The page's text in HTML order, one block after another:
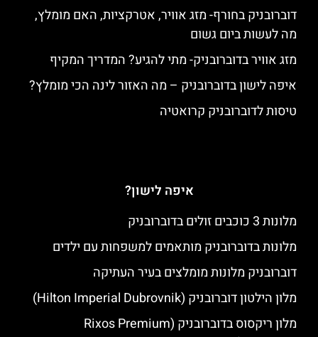
דוברובניק בחורף- מזג אוויר, אטרקציות, האם מומלץ,
מה לעשות ביום גשום
מזג אוויר בדוברובניק- מתי להגיע? המדריך המקיף
איפה לישון בדוברובניק – מה האזור לינה הכי מומלץ?
טיסות לדוברובניק קרואטיה
איפה לישון?
מלונות 3 כוכבים זולים בדוברובניק
מלונות בדוברובניק מותאמים למשפחות עם ילדים
דוברובניק מלונות מומלצים בעיר העתיקה
מלון הילטון דוברובניק (Hilton Imperial Dubrovnik)
מלון ריקסוס בדוברובניק (Rixos Premium